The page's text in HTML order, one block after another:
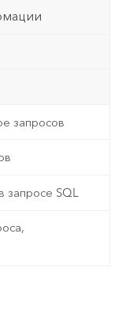
запросов
запросе SQL